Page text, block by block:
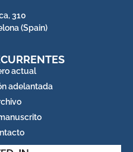
310
(Spain)
actual
adelantada